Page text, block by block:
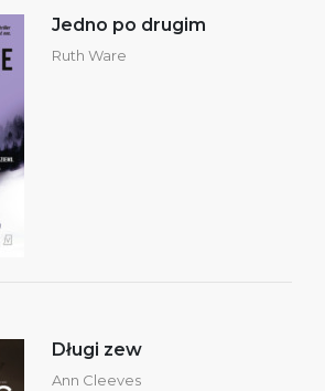
Jedno po drugim
Ruth Ware
Długi zew
Ann Cleeves